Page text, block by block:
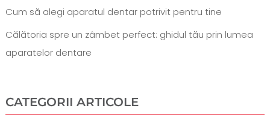
Cum să alegi aparatul dentar potrivit pentru tine
Călătoria spre un zâmbet perfect: ghidul tău prin lumea
aparatelor dentare
CATEGORII ARTICOLE